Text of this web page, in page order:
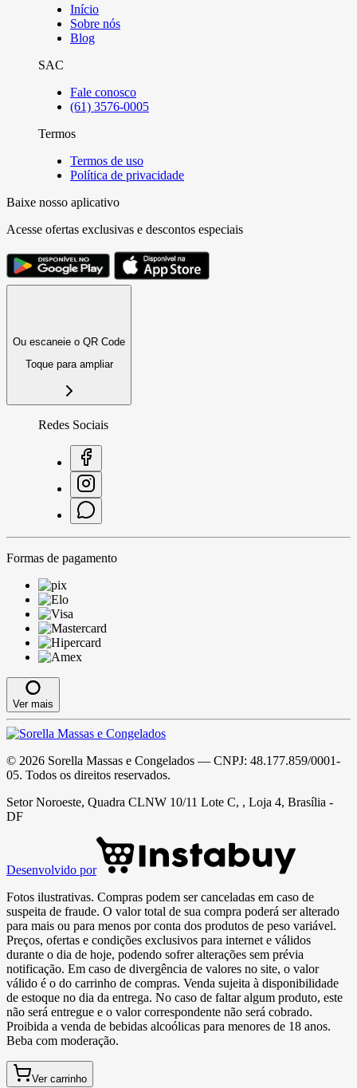
Início
Sobre nós
Blog
SAC
Fale conosco
(61) 3576-0005
Termos
Termos de uso
Política de privacidade
Baixe nosso aplicativo
Acesse ofertas exclusivas e descontos especiais
Ou escaneie o QR Code
Toque para ampliar
Redes Sociais
Formas de pagamento
Ver mais
© 2026 Sorella Massas e Congelados — CNPJ: 48.177.859/0001-
05. Todos os direitos reservados.
Setor Noroeste, Quadra CLNW 10/11 Lote C, , Loja 4, Brasília -
DF
Desenvolvido por
Fotos ilustrativas. Compras podem ser canceladas em caso de
suspeita de fraude. O valor total de sua compra poderá ser alterado
para mais ou para menos por conta dos produtos de peso variável.
Preços, ofertas e condições exclusivos para internet e válidos
durante o dia de hoje, podendo sofrer alterações sem prévia
notificação. Em caso de divergência de valores no site, o valor
válido é o do carrinho de compras. Venda sujeita à disponibilidade
de estoque no dia da entrega. No caso de faltar algum produto, este
não será entregue e o valor correspondente não será cobrado.
Proibida a venda de bebidas alcoólicas para menores de 18 anos.
Beba com moderação.
Ver carrinho